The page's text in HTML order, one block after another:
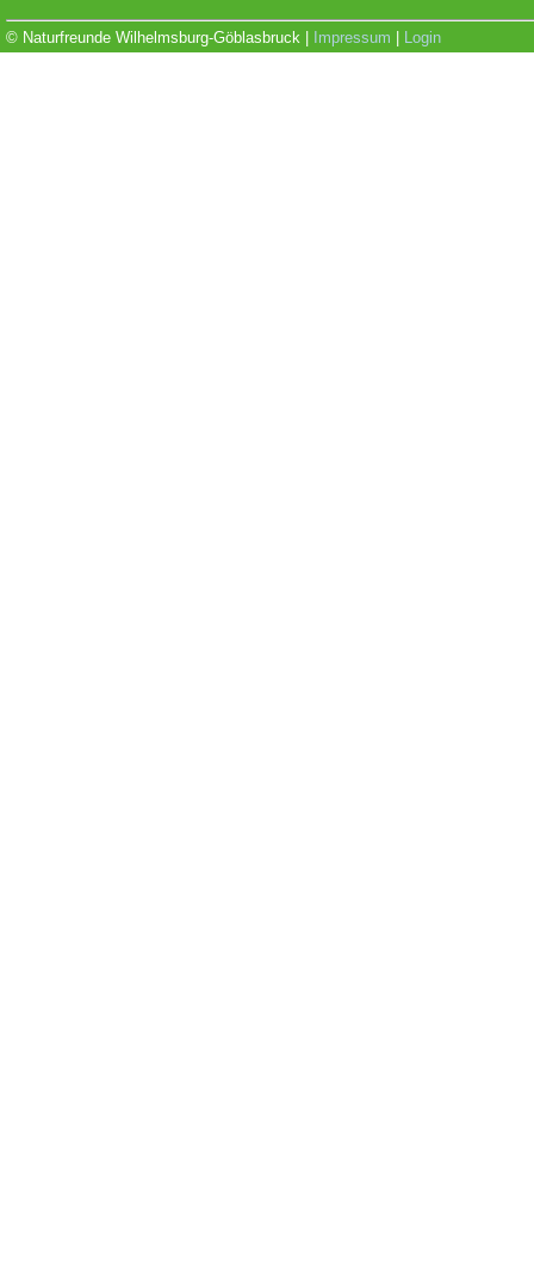
© Naturfreunde Wilhelmsburg-Göblasbruck | Impressum Login